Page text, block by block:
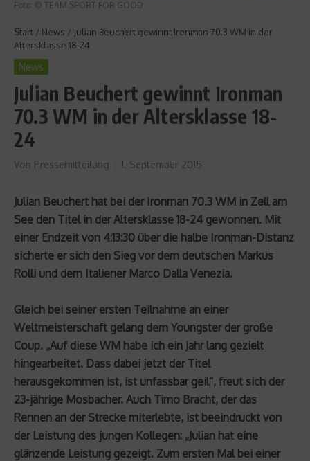
Foto: © TEAM SPORT FOR GOOD
Start / News / Julian Beuchert gewinnt Ironman 70.3 WM in der
Altersklasse 18-24
News
Julian Beuchert gewinnt Ironman
70.3 WM in der Altersklasse 18-
24
Von Pressemitteilung 1. September 2015
Julian Beuchert hat bei der Ironman 70.3 WM in Zell am
See den Titel in der Altersklasse 18-24 gewonnen. Mit
einer Endzeit von 4:13:30 über die halbe Ironman-Distanz
sicherte er sich den Sieg vor dem deutschen Markus
Rolli und dem Italiener Marco Dalla Venezia.
Gleich bei seiner ersten Teilnahme an einer
Weltmeisterschaft gelang dem Youngster der große
Coup. „Auf diese WM habe ich ein Jahr lang gezielt
hingearbeitet. Dass dabei jetzt der Titel
herausgekommen ist, ist unfassbar geil“, freut sich der
23-jährige Mosbacher. Auch Timo Bracht, der das
Rennen an der Strecke miterlebte, ist beeindruckt von
der Leistung des jungen Kollegen: „Julian hat eine
glänzende Leistung gezeigt. Zum ersten Mal bei einer